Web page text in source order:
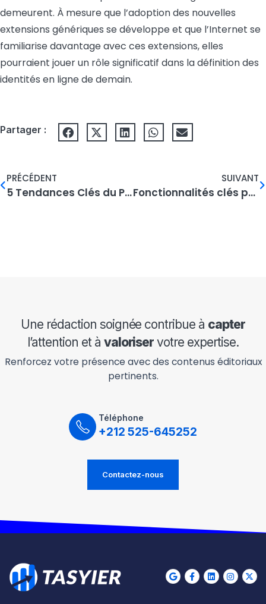
demeurent. À mesure que l’adoption des nouvelles
extensions génériques se développe et que l’Internet se
familiarise davantage avec ces extensions, elles
pourraient jouer un rôle significatif dans la définition des
identités en ligne de demain.
Partager :
PRÉCÉDENT
5 Tendances Clés du PPC à Surveiller en 2025
SUIVANT
Fonctionnalités clés pour un site web d’entreprise réussi
Une rédaction soignée contribue à capter
l’attention et à valoriser votre expertise.
Renforcez votre présence avec des contenus éditoriaux
pertinents.
Téléphone
+212 525-645252
Contactez-nous